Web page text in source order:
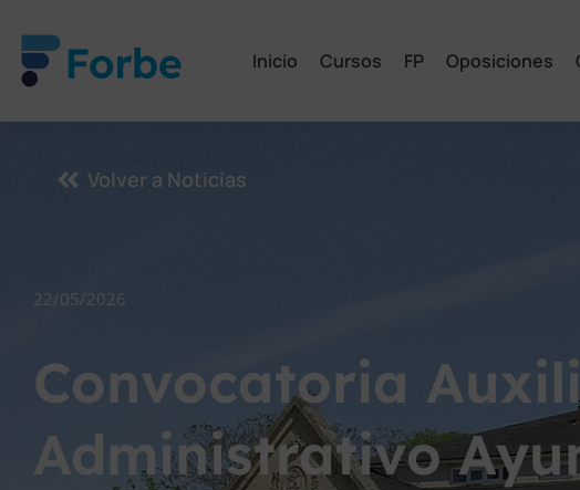
Inicio Cursos FP Oposiciones
Volver a Noticias
22/05/2026
Convocatoria
Administrativo